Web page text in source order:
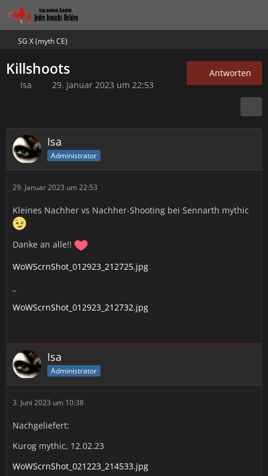
SG X (myth CE)
Killshoots
Isa 29. Januar 2023 um 22:53
Antworten
Isa
Administrator
29. Januar 2023 um 22:53
Kleines Nachher vs Nachher-Shooting bei Sennarth mythic
Danke an alle!!
WoWScrnShot_012923_212725.jpg
WoWScrnShot_012923_212732.jpg
Isa
Administrator
3. Juni 2023 um 10:38
Nachgeliefert:
Kurog mythic, 12.02.23
WoWScrnShot_021223_214533.jpg